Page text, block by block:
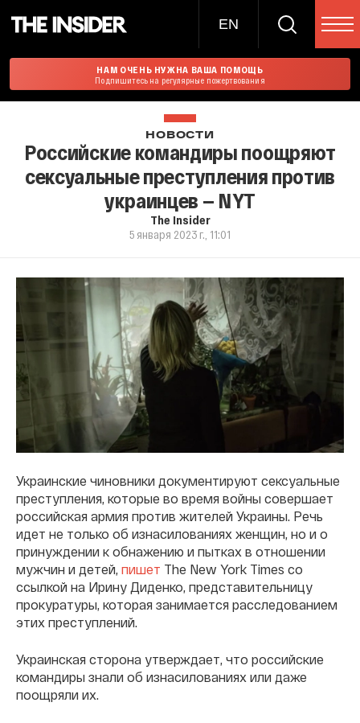
EN
НАМ ОЧЕНЬ НУЖНА ВАША ПОМОЩЬ
Подпишитесь на регулярные пожертвования
НОВОСТИ
Российские командиры поощряют
сексуальные преступления против
украинцев — NYT
The Insider
5 января 2023 г., 11:01
Украинские чиновники документируют сексуальные
преступления, которые во время войны совершает
российская армия против жителей Украины. Речь
идет не только об изнасилованиях женщин, но и о
принуждении к обнажению и пытках в отношении
мужчин и детей, пишет The New York Times со
ссылкой на Ирину Диденко, представительницу
прокуратуры, которая занимается расследованием
этих преступлений.
Украинская сторона утверждает, что российские
командиры знали об изнасилованиях или даже
поощряли их.